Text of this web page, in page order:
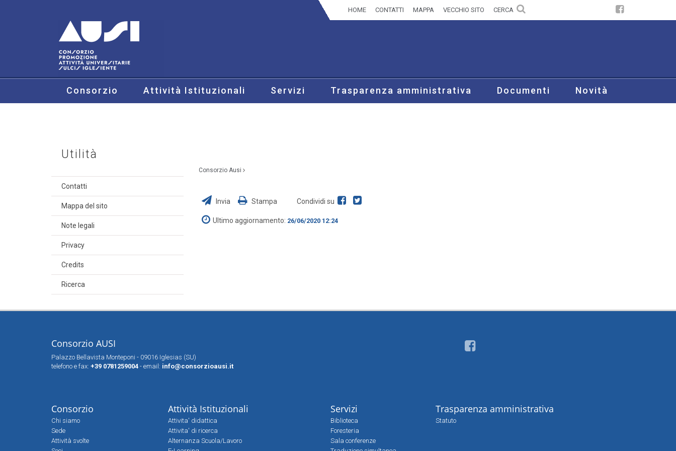
HOME CONTATTI MAPPA VECCHIO SITO CERCA
Consorzio Attività Istituzionali Servizi Trasparenza amministrativa Documenti Novità
Utilità
Contatti
Mappa del sito
Note legali
Privacy
Credits
Ricerca
Consorzio Ausi
Invia Stampa Condividi su
Ultimo aggiornamento: 26/06/2020 12:24
Consorzio AUSI
Palazzo Bellavista Monteponi - 09016 Iglesias (SU)
telefono e fax: +39 0781259004 - email: info@consorzioausi.it
Consorzio
Chi siamo
Sede
Attività svolte
Attività Istituzionali
Attivita' didattica
Attivita' di ricerca
Alternanza Scuola/Lavoro
Servizi
Biblioteca
Foresteria
Sala conferenze
Trasparenza amministrativa
Statuto